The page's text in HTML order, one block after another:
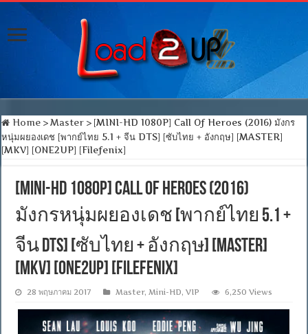
Home > Master > [MINI-HD 1080P] Call Of Heroes (2016) มังกร
หนุ่มผยองเดช [พากย์ไทย 5.1 + จีน DTS] [ซับไทย + อังกฤษ] [MASTER]
[MKV] [ONE2UP] [Filefenix]
[MINI-HD 1080P] Call Of Heroes (2016)
มังกรหนุ่มผยองเดช [พากย์ไทย 5.1 +
จีน DTS] [ซับไทย + อังกฤษ] [MASTER]
[MKV] [ONE2UP] [Filefenix]
28 พฤษภาคม 2017 Master,Mini-HD,VIP 6,250 Views